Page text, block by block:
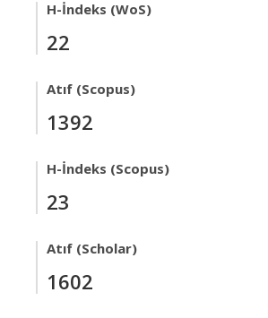
H-İndeks (WoS)
22
Atıf (Scopus)
1392
H-İndeks (Scopus)
23
Atıf (Scholar)
1602